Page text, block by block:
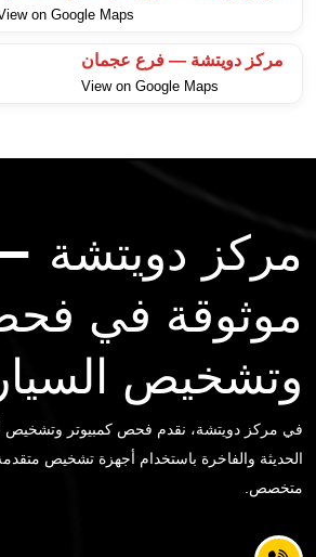
on Google Maps
مركز دويتشة — فرع عجمان
View on Google Maps
مركز دويتشة
موثوقة في
وتشخيص
في مركز دويتشة، نقدم فحص كمبيوتر وتشخيص
الحديثة والفاخرة باستخدام أجهزة تشخيص
متخصص.